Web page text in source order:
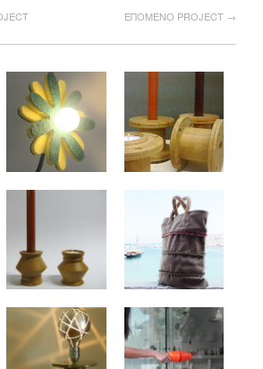
ΕΠΟΜΕΝΟ PROJECT →